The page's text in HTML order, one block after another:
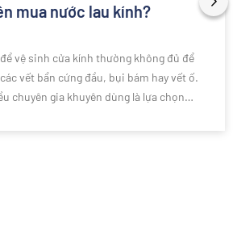
mua nước lau kính?
vệ sinh cửa kính thường không đủ để
vết bẩn cứng đầu, bụi bám hay vết ố.
chuyên gia khuyên dùng là lựa chọn